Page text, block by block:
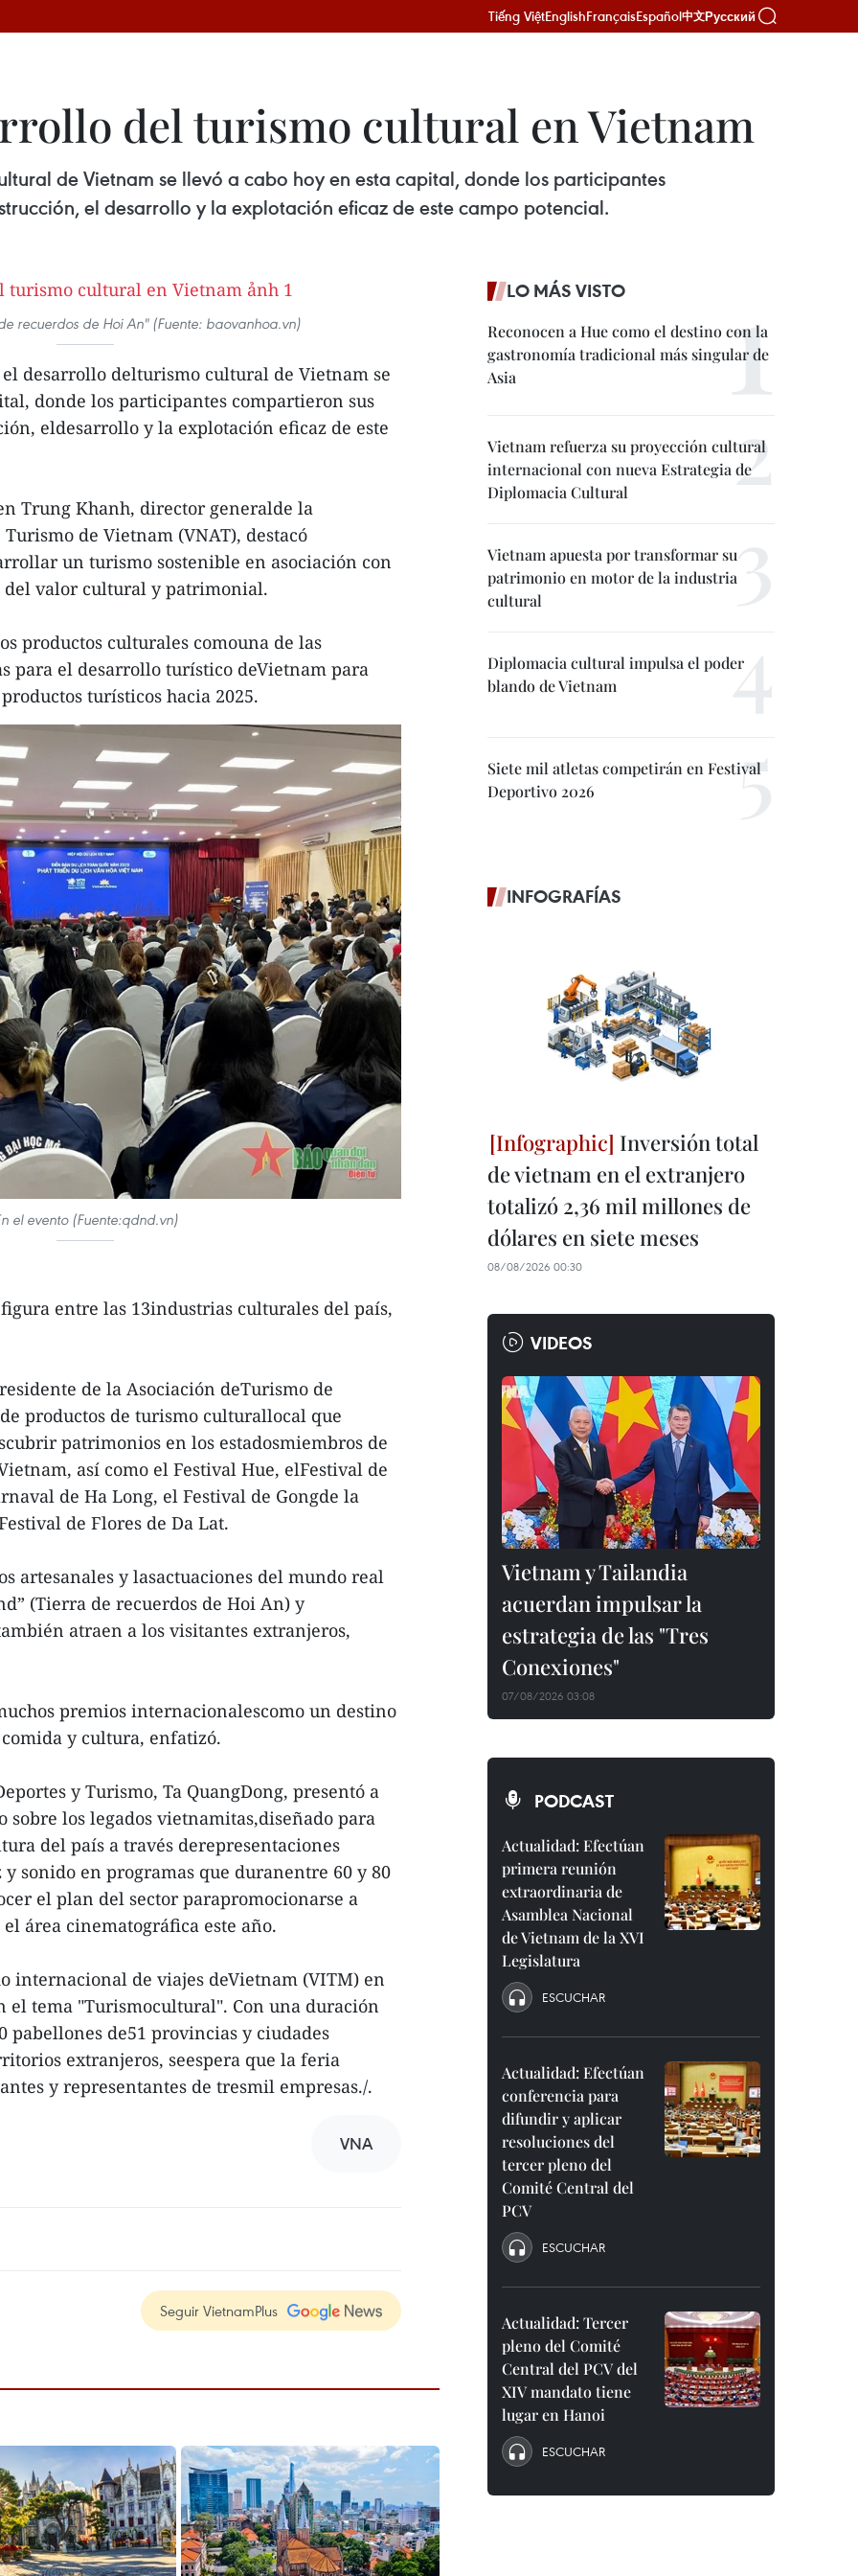
Tiếng ViệtEnglishFrançaisEspañol中文Русский
del turismo cultural en Vietnam
de Vietnam se llevó a cabo hoy en esta capital, donde los participantes
el desarrollo y la explotación eficaz de este campo potencial.
recuerdos de Hoi An" (Fuente: baovanhoa.vn)
desarrollo delturismo cultural de Vietnam se
donde los participantes compartieron sus
eldesarrollo y la explotación eficaz de este
Trung Khanh, director generalde la
de Vietnam (VNAT), destacó
un turismo sostenible en asociación con
valor cultural y patrimonial.
productos culturales comouna de las
para el desarrollo turístico deVietnam para
turísticos hacia 2025.
el evento (Fuente:qdnd.vn)
entre las 13industrias culturales del país,
de la Asociación deTurismo de
productos de turismo culturallocal que
patrimonios en los estadosmiembros de
así como el Festival Hue, elFestival de
de Ha Long, el Festival de Gongde la
de Flores de Da Lat.
artesanales y lasactuaciones del mundo real
(Tierra de recuerdos de Hoi An) y
atraen a los visitantes extranjeros,
premios internacionalescomo un destino
y cultura, enfatizó.
y Turismo, Ta QuangDong, presentó a
los legados vietnamitas,diseñado para
del país a través derepresentaciones
sonido en programas que duranentre 60 y 80
el plan del sector parapromocionarse a
área cinematográfica este año.
internacional de viajes deVietnam (VITM) en
el tema "Turismocultural". Con una duración
pabellones de51 provincias y ciudades
extranjeros, seespera que la feria
y representantes de tresmil empresas./.
VNA
Seguir VietnamPlus
LO MÁS VISTO
Reconocen a Hue como el destino con la
gastronomía tradicional más singular de
Asia
Vietnam refuerza su proyección cultural
internacional con nueva Estrategia de
Diplomacia Cultural
Vietnam apuesta por transformar su
patrimonio en motor de la industria
cultural
Diplomacia cultural impulsa el poder
blando de Vietnam
Siete mil atletas competirán en Festival
Deportivo 2026
INFOGRAFÍAS
Inversión total
de vietnam en el extranjero
totalizó 2,36 mil millones de
dólares en siete meses
08/08/2026 00:30
VIDEOS
Vietnam y Tailandia
acuerdan impulsar la
estrategia de las "Tres
Conexiones"
07/08/2026 03:08
PODCAST
Actualidad: Efectúan
primera reunión
extraordinaria de
Asamblea Nacional
de Vietnam de la XVI
Legislatura
ESCUCHAR
Actualidad: Efectúan
conferencia para
difundir y aplicar
resoluciones del
tercer pleno del
Comité Central del
PCV
ESCUCHAR
Actualidad: Tercer
pleno del Comité
Central del PCV del
XIV mandato tiene
lugar en Hanoi
ESCUCHAR